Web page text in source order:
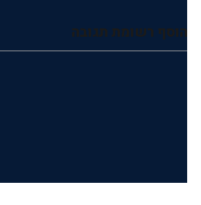
הוסף רשומת תגובה